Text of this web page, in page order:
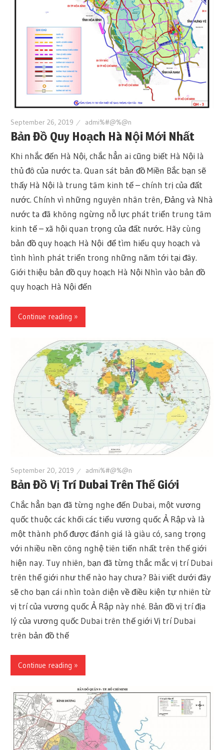
September 26, 2019 admi%#@%@n
Bản Đồ Quy Hoạch Hà Nội Mới Nhất
Khi nhắc đến Hà Nội, chắc hẳn ai cũng biết Hà Nội là
thủ đô của nước ta. Quan sát bản đồ Miền Bắc bạn sẽ
thấy Hà Nội là trung tâm kinh tế – chính trị của đất
nước. Chính vì những nguyên nhân trên, Đảng và Nhà
nước ta đã không ngừng nỗ lực phát triển trung tâm
kinh tế – xã hội quan trọng của đất nước. Hãy cùng
bản đồ quy hoạch Hà Nội để tìm hiểu quy hoạch và
tình hình phát triển trong những năm tới tại đây.
Giới thiệu bản đồ quy hoạch Hà Nội Nhìn vào bản đồ
quy hoạch Hà Nội đến
Continue reading »
September 20, 2019 admi%#@%@n
Bản Đồ Vị Trí Dubai Trên Thế Giới
Chắc hẳn bạn đã từng nghe đến Dubai, một vương
quốc thuộc các khối các tiểu vương quốc Ả Rập và là
một thành phố được đánh giá là giàu có, sang trọng
với nhiều nền công nghệ tiên tiến nhất trên thế giới
hiện nay. Tuy nhiên, bạn đã từng thắc mắc vị trí Dubai
trên thế giới như thế nào hay chưa? Bài viết dưới đây
sẽ cho bạn cái nhìn toàn diện về điều kiện tự nhiên từ
vị trí của vương quốc Ả Rập này nhé. Bản đồ vị trí địa
lý của vương quốc Dubai trên thế giới Vị trí Dubai
trên bản đồ thế
Continue reading »